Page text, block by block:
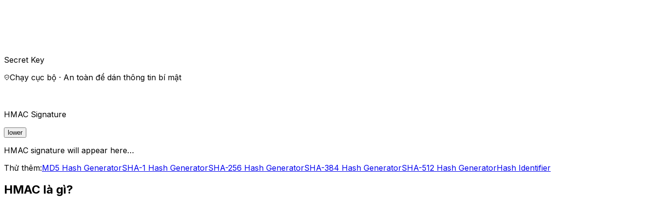
Secret Key
Chạy cục bộ · An toàn để dán thông tin bí mật
HMAC Signature
lower
HMAC signature will appear here…
Thử thêm:MD5 Hash GeneratorSHA-1 Hash GeneratorSHA-256 Hash GeneratorSHA-384 Hash GeneratorSHA-512 Hash GeneratorHash Identifier
HMAC là gì?